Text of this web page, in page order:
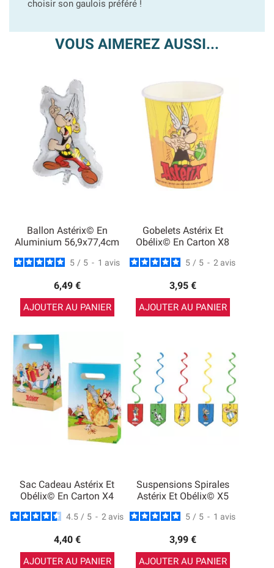
choisir son gaulois préféré !
VOUS AIMEREZ AUSSI...
Ballon Astérix© En
Aluminium 56,9x77,4cm
5 / 5 - 1 avis
6,49 €
AJOUTER AU PANIER
Gobelets Astérix Et
Obélix© En Carton X8
5 / 5 - 2 avis
3,95 €
AJOUTER AU PANIER
Sac Cadeau Astérix Et
Obélix© En Carton X4
4.5 / 5 - 2 avis
4,40 €
AJOUTER AU PANIER
Suspensions Spirales
Astérix Et Obélix© X5
5 / 5 - 1 avis
3,99 €
AJOUTER AU PANIER